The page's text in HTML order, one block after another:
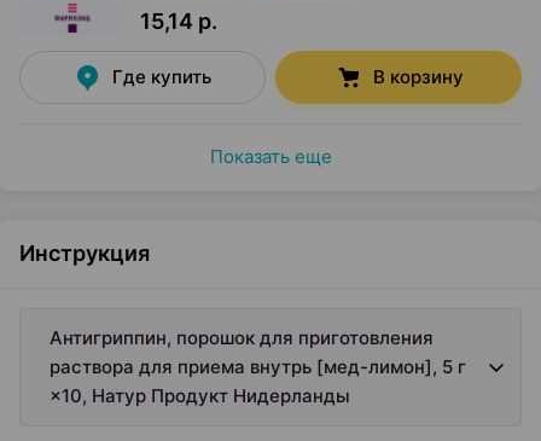
15,14 р.
Где купить В корзину
Показать еще
Инструкция
Антигриппин, порошок для приготовления
раствора для приема внутрь [мед-лимон], 5 г
×10, Натур Продукт Нидерланды